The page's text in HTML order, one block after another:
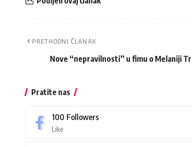
PRETHODNI ČLANAK
Nove “nepravilnosti” u fimu o Melaniji
Pratite nas
100 Followers
Like